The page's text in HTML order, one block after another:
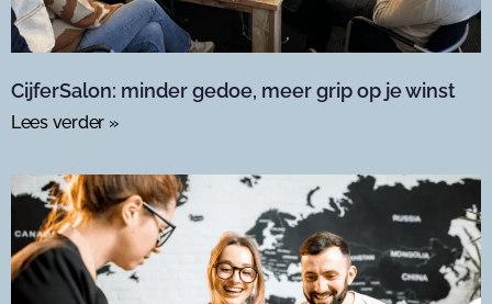
CijferSalon: minder gedoe, meer grip op je winst
Lees verder »